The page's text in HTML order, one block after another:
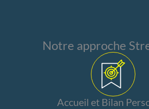
Notre approche
Accueil et Bilan